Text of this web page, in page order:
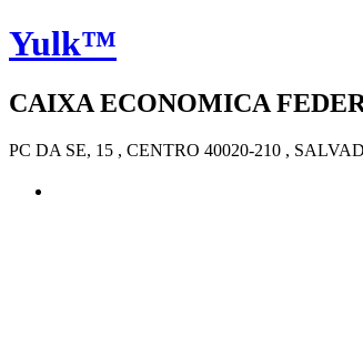
Yulk™
CAIXA ECONOMICA
PC DA SE, 15 , CENTRO 40020-210 ,